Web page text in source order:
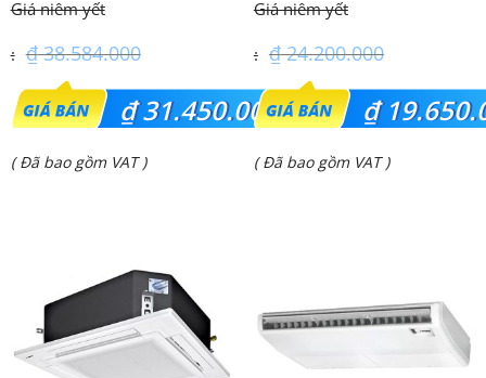
₫38.584.000
Giá
gốc
là:
₫31.450.000
Giá
₫ 31.450.000.
( Đã bao gồm VAT )
₫24.200.000
Giá
gốc
là:
₫
Giá
₫ 19.650.000.
( Đã bao gồm VAT )